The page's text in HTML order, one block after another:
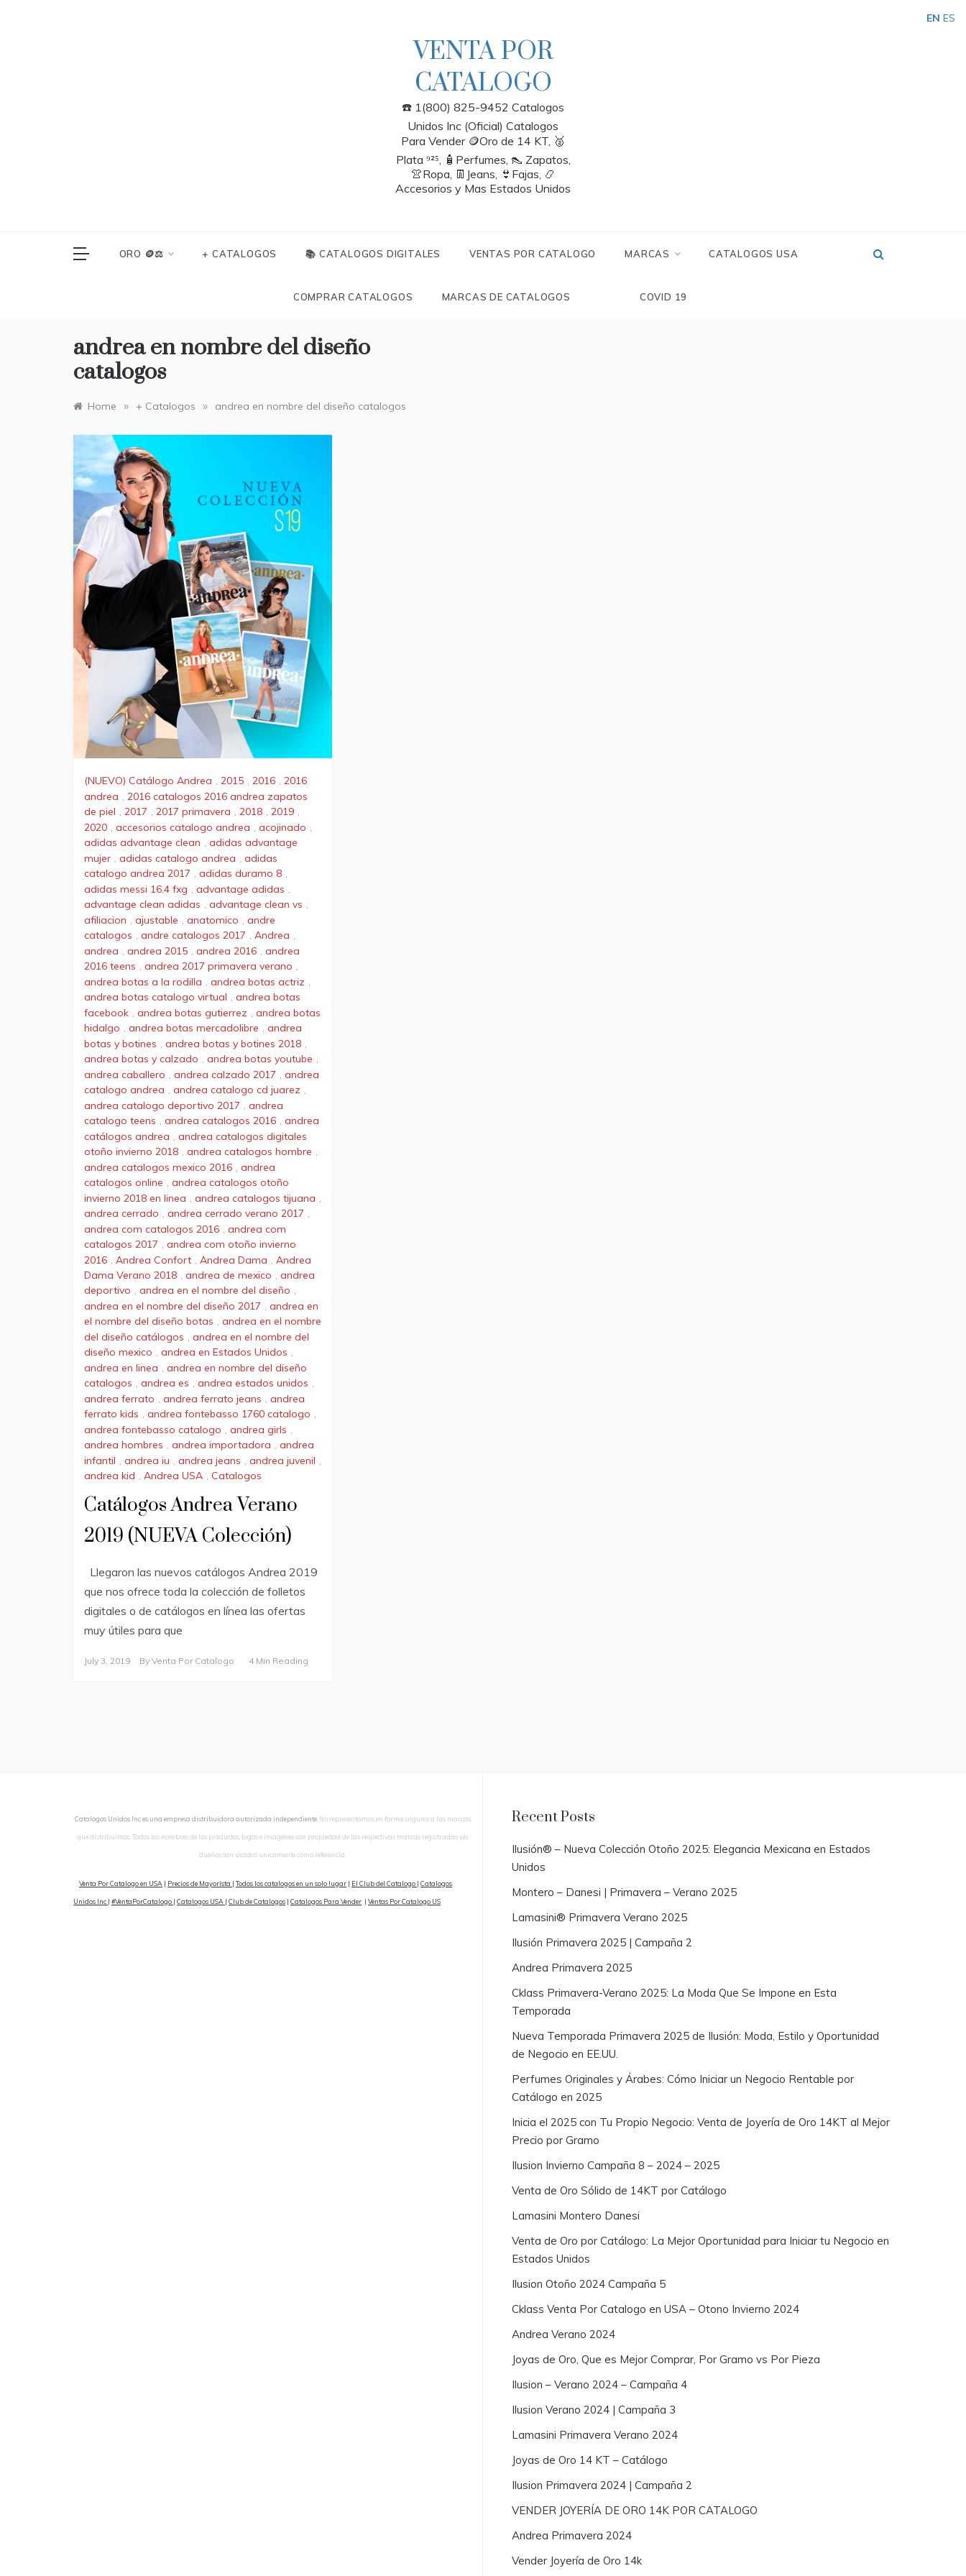
VENTA POR
CATALOGO
☎️ 1(800) 825-9452 Catalogos
Unidos Inc (Oficial) Catalogos
Para Vender 🪙Oro de 14 KT, 🥈
Plata ⁹²⁵, 🧴Perfumes, 👠 Zapatos,
👚Ropa, 👖Jeans, 👙Fajas, 📿
Accesorios y Mas Estados Unidos
ORO 🪙⚖️ + CATALOGOS 📚 CATALOGOS DIGITALES VENTAS POR CATALOGO MARCAS CATALOGOS USA
COMPRAR CATALOGOS MARCAS DE CATALOGOS COVID 19
andrea en nombre del diseño
catalogos
Home » + Catalogos » andrea en nombre del diseño catalogos
(NUEVO) Catálogo Andrea , 2015 , 2016 , 2016
andrea , 2016 catalogos 2016 andrea zapatos
de piel , 2017 , 2017 primavera , 2018 , 2019 ,
2020 , accesorios catalogo andrea , acojinado ,
adidas advantage clean , adidas advantage
mujer , adidas catalogo andrea , adidas
catalogo andrea 2017 , adidas duramo 8 ,
adidas messi 16.4 fxg , advantage adidas ,
advantage clean adidas , advantage clean vs ,
afiliacion , ajustable , anatomico , andre
catalogos , andre catalogos 2017 , Andrea ,
andrea , andrea 2015 , andrea 2016 , andrea
2016 teens , andrea 2017 primavera verano ,
andrea botas a la rodilla , andrea botas actriz ,
andrea botas catalogo virtual , andrea botas
facebook , andrea botas gutierrez , andrea botas
hidalgo , andrea botas mercadolibre , andrea
botas y botines , andrea botas y botines 2018 ,
andrea botas y calzado , andrea botas youtube ,
andrea caballero , andrea calzado 2017 , andrea
catalogo andrea , andrea catalogo cd juarez ,
andrea catalogo deportivo 2017 , andrea
catalogo teens , andrea catalogos 2016 , andrea
catálogos andrea , andrea catalogos digitales
otoño invierno 2018 , andrea catalogos hombre ,
andrea catalogos mexico 2016
andrea
catalogos online , andrea catalogos otoño
invierno 2018 en linea
andrea catalogos tijuana
andrea cerrado , andrea cerrado verano 2017 ,
andrea com catalogos 2016
andrea com
catalogos 2017 , andrea com otoño invierno
2016
Andrea Confort Andrea Dama
Andrea
Dama Verano 2018 , andrea de mexico , andrea
deportivo , andrea en el nombre del diseño ,
andrea en el nombre del diseño 2017 , andrea en
el nombre del diseño botas , andrea en el nombre
del diseño catálogos , andrea en el nombre del
diseño mexico , andrea en Estados Unidos ,
andrea en linea , andrea en nombre del diseño
catalogos , andrea es , andrea estados unidos ,
andrea ferrato , andrea ferrato jeans , andrea
ferrato kids , andrea fontebasso 1760 catalogo ,
andrea fontebasso catalogo , andrea girls ,
andrea hombres , andrea importadora , andrea
infantil , andrea iu , andrea jeans , andrea juvenil ,
andrea kid , Andrea USA , Catalogos
Catálogos Andrea Verano
2019 (NUEVA Colección)
Llegaron las nuevos catálogos Andrea 2019
que nos ofrece toda la colección de folletos
digitales o de catálogos en línea las ofertas
muy útiles para que
July 3, 2019 By Venta Por Catalogo 4 Min Reading
Catalogos Unidos Inc es una empresa distribuidora autorizada independiente. No representamos en forma alguna a las marcas
que distribuimos. Todos los nombres de los productos, logos e imagenes son propiedad de las respectivas marcas registradas y/o
dueños son usados unicamente como referencia.
Venta Por Catalogo en USA | Precios de Mayorista | Todos los catalogos en un solo lugar | El Club del Catalogo | Catalogos
Unidos Inc | #VentaPorCatalogo | Catalogos USA | Club de Catalogos | Catalogos Para Vender | Ventas Por Catalogo US
Recent Posts
Ilusión® – Nueva Colección Otoño 2025: Elegancia Mexicana en Estados
Unidos
Montero – Danesi | Primavera – Verano 2025
Lamasini® Primavera Verano 2025
Ilusión Primavera 2025 | Campaña 2
Andrea Primavera 2025
Cklass Primavera-Verano 2025: La Moda Que Se Impone en Esta
Temporada
Nueva Temporada Primavera 2025 de Ilusión: Moda, Estilo y Oportunidad
de Negocio en EE.UU.
Perfumes Originales y Árabes: Cómo Iniciar un Negocio Rentable por
Catálogo en 2025
Inicia el 2025 con Tu Propio Negocio: Venta de Joyería de Oro 14KT al Mejor
Precio por Gramo
Ilusion Invierno Campaña 8 – 2024 – 2025
Venta de Oro Sólido de 14KT por Catálogo
Lamasini Montero Danesi
Venta de Oro por Catálogo: La Mejor Oportunidad para Iniciar tu Negocio en
Estados Unidos
Ilusion Otoño 2024 Campaña 5
Cklass Venta Por Catalogo en USA – Otono Invierno 2024
Andrea Verano 2024
Joyas de Oro, Que es Mejor Comprar, Por Gramo vs Por Pieza
Ilusion – Verano 2024 – Campaña 4
Ilusion Verano 2024 | Campaña 3
Lamasini Primavera Verano 2024
Joyas de Oro 14 KT – Catálogo
Ilusion Primavera 2024 | Campaña 2
VENDER JOYERÍA DE ORO 14K POR CATALOGO
Andrea Primavera 2024
Vender Joyería de Oro 14k
EN ES